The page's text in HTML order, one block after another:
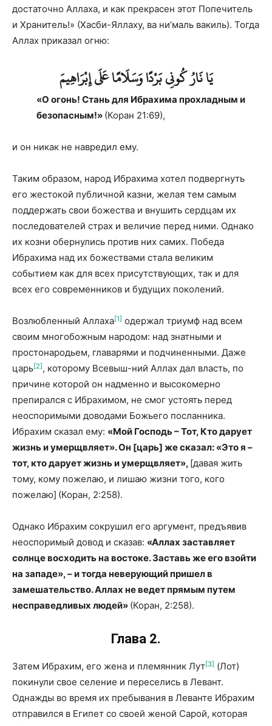
достаточно Аллаха, и как прекрасен этот Попечитель
и Хранитель!» (Хасби-Яллаху, ва ни’маль вакиль). Тогда
Аллах приказал огню:
يَا نَارُ كُونِي بَرْدًا وَسَلَامًا عَلَى إِبْرَاهِيمَ
«О огонь! Стань для Ибрахима прохладным и
безопасным!» (Коран 21:69),
и он никак не навредил ему.
Таким образом, народ Ибрахима хотел подвергнуть
его жестокой публичной казни, желая тем самым
поддержать свои божества и внушить сердцам их
последователей страх и величие перед ними. Однако
их козни обернулись против них самих. Победа
Ибрахима над их божествами стала великим
событием как для всех присутствующих, так и для
всех его современников и будущих поколений.
Возлюбленный Аллаха[1] одержал триумф над всем
своим многобожным народом: над знатными и
простонародьем, главарями и подчиненными. Даже
царь[2], которому Всевыш-ний Аллах дал власть, по
причине которой он надменно и высокомерно
препирался с Ибрахимом, не смог устоять перед
неоспоримыми доводами Божьего посланника.
Ибрахим сказал ему: «Мой Господь – Тот, Кто дарует
жизнь и умерщвляет». Он [царь] же сказал: «Это я –
тот, кто дарует жизнь и умерщвляет», [давая жить
тому, кому пожелаю, и лишаю жизни того, кого
пожелаю] (Коран, 2:258).
Однако Ибрахим сокрушил его аргумент, предъявив
неоспоримый довод и сказав: «Аллах заставляет
солнце восходить на востоке. Заставь же его взойти
на западе», – и тогда неверующий пришел в
замешательство. Аллах не ведет прямым путем
несправедливых людей» (Коран, 2:258).
Глава 2.
Затем Ибрахим, его жена и племянник Лут[3] (Лот)
покинули свое селение и переселись в Левант.
Однажды во время их пребывания в Леванте Ибрахим
отправился в Египет со своей женой Сарой, которая